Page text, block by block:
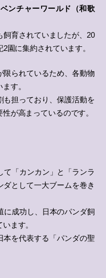
ンチャーワールド（和歌
飼育されていましたが、20
園に集約されています。
限られているため、各動物
す。
も担っており、保護活動を
が高まっているのです。
て「カンカン」と「ランラ
ダとして一大ブームを巻き
に成功し、日本のパンダ飼
ます。
本を代表する「パンダの聖